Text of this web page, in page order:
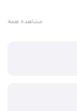
مشاهده همه